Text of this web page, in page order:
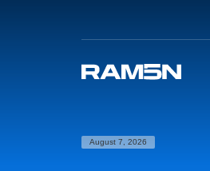
August 7, 2026